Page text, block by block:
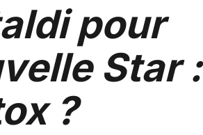
pour
Star :
?